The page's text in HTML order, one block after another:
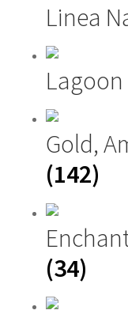
Linea
Gold,
(142)
(34)